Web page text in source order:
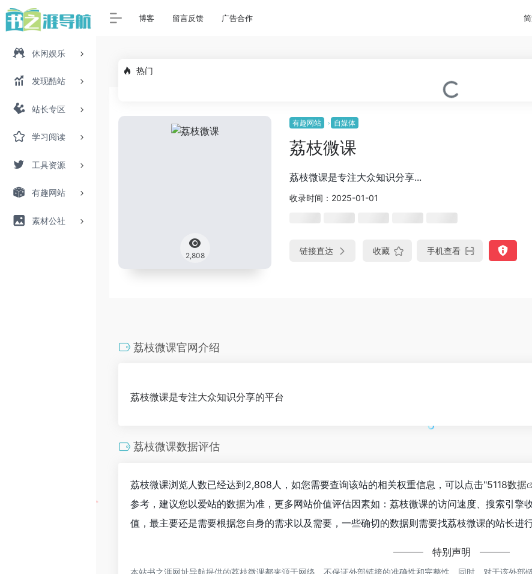
休闲娱乐
发现酷站
站长专区
学习阅读
工具资源
有趣网站
素材公社
博客 留言反馈 广告合作
热门
2,808
有趣网站 自媒体
荔枝微课
荔枝微课是专注大众知识分享...
收录时间：2025-01-01
链接直达 收藏 手机查看
荔枝微课官网介绍
荔枝微课是专注大众知识分享的平台
荔枝微课数据评估
荔枝微课浏览人数已经达到2,808人，如您需要查询该站的相关权重信息，可以点击"5118数据
参考，建议您以爱站的数据为准，更多网站价值评估因素如：荔枝微课的访问速度、搜索引擎
值，最主要还是需要根据您自身的需求以及需要，一些确切的数据则需要找荔枝微课的站长进
特别声明
本站书之涯网址导航提供的荔枝微课都来源于网络，不保证外部链接的准确性和完整性，同时，对于该外